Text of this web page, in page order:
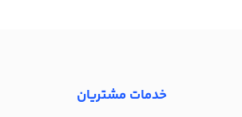
خدمات مشتریان